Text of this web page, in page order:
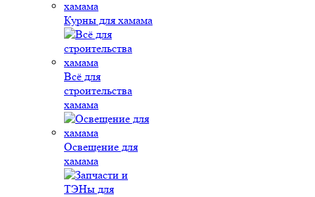
Курны для хамама
Всё для
строительства
хамама
Освещение для
хамама